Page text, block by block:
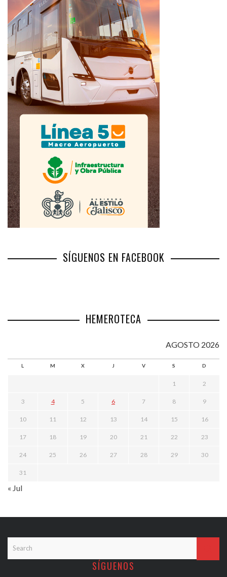
SÍGUENOS EN FACEBOOK
HEMEROTECA
AGOSTO 2026
L M X J V S D
1 2
3 4 5 6 7 8 9
10 11 12 13 14 15 16
17 18 19 20 21 22 23
24 25 26 27 28 29 30
31
« Jul
SÍGUENOS